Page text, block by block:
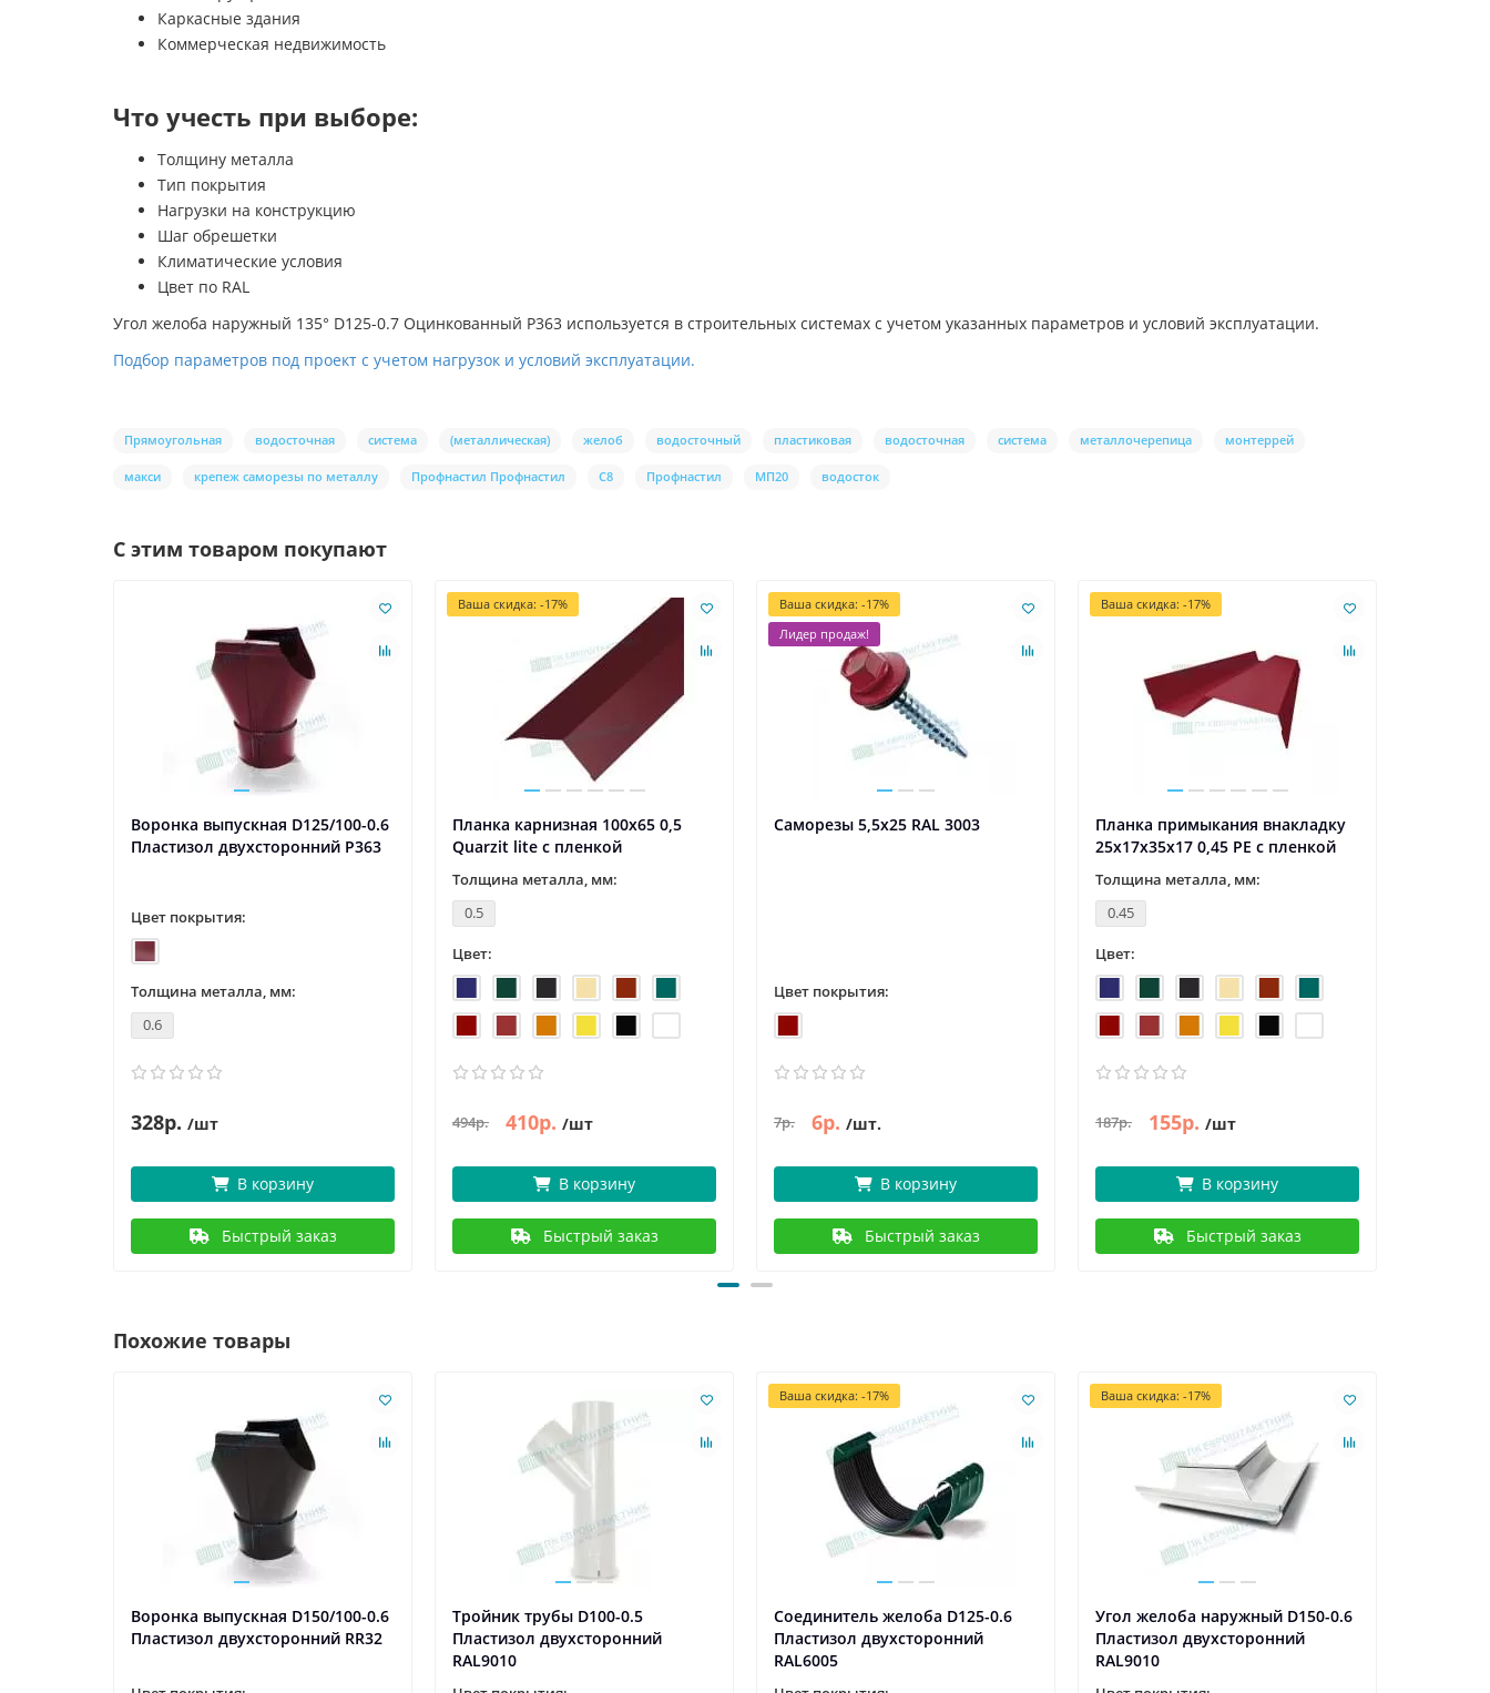
Каркасные здания
Коммерческая недвижимость
Что учесть при выборе:
Толщину металла
Тип покрытия
Нагрузки на конструкцию
Шаг обрешетки
Климатические условия
Цвет по RAL
Угол желоба наружный 135° D125-0.7 Оцинкованный Р363 используется в строительных системах с учетом указанных параметров и условий эксплуатации.
Подбор параметров под проект с учетом нагрузок и условий эксплуатации.
Прямоугольная водосточная система (металлическая) желоб водосточный пластиковая водосточная система металлочерепица монтеррей
макси крепеж саморезы по металлу Профнастил Профнастил С8 Профнастил МП20 водосток
С этим товаром покупают
Воронка выпускная D125/100-0.6
Пластизол двухсторонний Р363
Цвет покрытия:
Толщина металла, мм:
0.6
328р. /шт
В корзину
Быстрый заказ
Ваша скидка: -17%
Планка карнизная 100х65 0,5
Quarzit lite с пленкой
Толщина металла, мм:
0.5
Цвет:
494р. 410р. /шт
В корзину
Быстрый заказ
Ваша скидка: -17%
Лидер продаж!
Саморезы 5,5х25 RAL 3003
Цвет покрытия:
7р. 6р. /шт.
В корзину
Быстрый заказ
Ваша скидка: -17%
Планка примыкания внакладку
25х17х35х17 0,45 PE с пленкой
Толщина металла, мм:
0.45
Цвет:
187р. 155р. /шт
В корзину
Быстрый заказ
Похожие товары
Воронка выпускная D150/100-0.6
Пластизол двухсторонний RR32
Тройник трубы D100-0.5
Пластизол двухсторонний
RAL9010
Ваша скидка: -17%
Соединитель желоба D125-0.6
Пластизол двухсторонний
RAL6005
Ваша скидка: -17%
Угол желоба наружный D150-0.6
Пластизол двухсторонний
RAL9010